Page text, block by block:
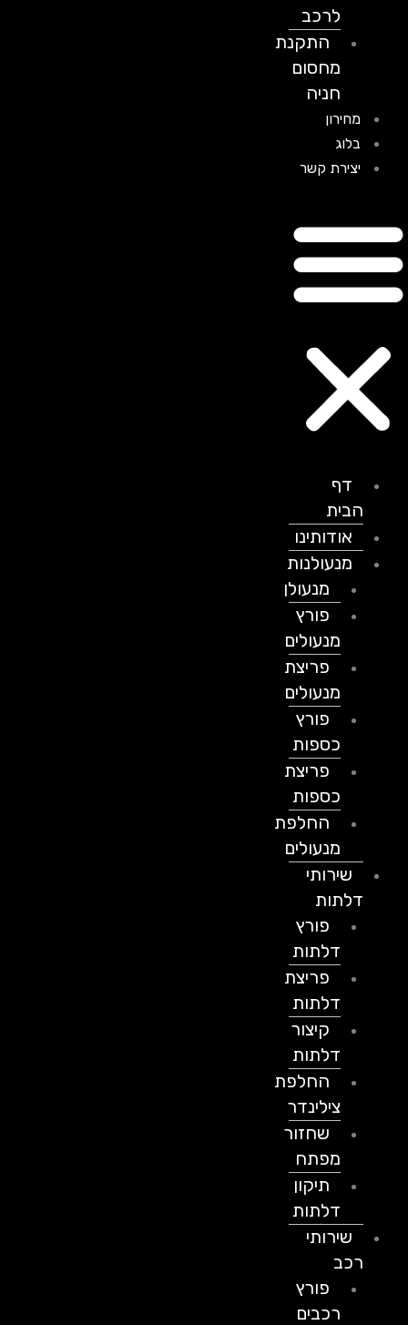
לרכב
התקנת
מחסום
חניה
מחירון
בלוג
יצירת קשר
דף
הבית
אודותינו
מנעולנות
מנעולן
פורץ
מנעולים
פריצת
מנעולים
פורץ
כספות
פריצת
כספות
החלפת
מנעולים
שירותי
דלתות
פורץ
דלתות
פריצת
דלתות
קיצור
דלתות
החלפת
צילינדר
שחזור
מפתח
תיקון
דלתות
שירותי
פורץ
רכבים